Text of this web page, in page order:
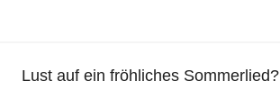
i
Lust auf ein fröhliches Sommerlied?